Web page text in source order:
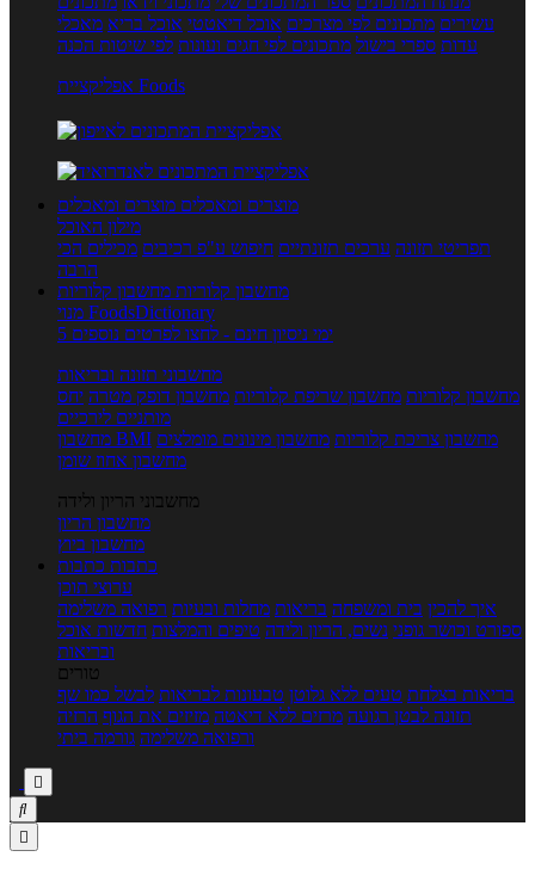
עשירים מתכונים לפי מצרכים אוכל דיאטטי אוכל בריא מאכלי
עדות ספרי בישול מתכונים לפי חגים ועונות לפי שיטות הכנה
אפליקציית Foods
מוצרים ומאכלים מוצרים ומאכלים
מילון האוכל
תפריטי תזונה ערכים תזונתיים חיפוש ע"פ רכיבים מכילים הכי
הרבה
מחשבון קלוריות מחשבון קלוריות
מנוי FoodsDictionary
5 ימי ניסיון חינם - לחצו לפרטים נוספים
מחשבוני תזונה ובריאות
מחשבון קלוריות מחשבון שריפת קלוריות מחשבון דופק מטרה יחס
מותניים לירכיים
מחשבון BMI
מחשבון צריכת קלוריות מחשבון מינונים מומלצים
מחשבון אחוז שומן
מחשבוני הריון ולידה
מחשבון הריון
מחשבון ביוץ
כתבות כתבות
ערוצי תוכן
איך להכין בית ומשפחה בריאות מחלות ובעיות רפואה משלימה
ספורט וכושר גופני נשים, הריון ולידה טיפים והמלצות חדשות אוכל
ובריאות
טורים
בריאות בצלחת טעים ללא גלוטן טבעונות לבריאות לבשל כמו שף
תזונה לבטן רגועה מרזים ללא דיאטה מזיזים את הגוף הרזיה
ורפואה משלימה גורמה ביתי


